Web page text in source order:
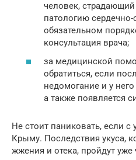
человек,
патологию
обязательном
консультация врача;
за медицинской
обратиться, если
недомогание и у
а также появляется
Не стоит паниковать, если с
Крыму. Последствия укуса,
жжения и отека, пройдут уже